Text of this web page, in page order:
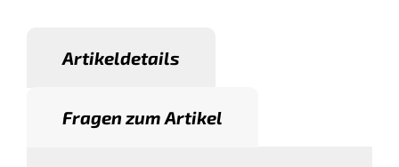
Artikeldetails
Fragen zum Artikel